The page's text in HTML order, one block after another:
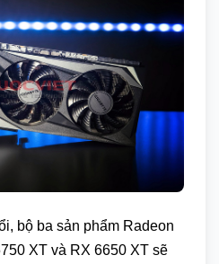
bộ ba sản phẩm Radeon
XT và RX 6650 XT sẽ